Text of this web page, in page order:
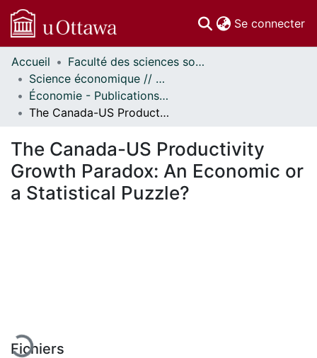
Se connecter
Communautés
et collections
Parcourir
Statistiques
À propos
Accueil
Faculté des sciences sociales // Faculty of Social Sciences
Science économique // Economics
Économie - Publications // Economics - Working Papers
The Canada-US Productivity Growth Paradox: An Economic or a Statistical Puzzle?
The Canada-US Productivity
Growth Paradox: An Economic or
a Statistical Puzzle?
En cours de chargement...
Fichiers